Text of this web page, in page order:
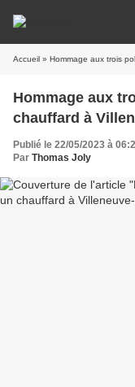
Accueil » Hommage aux trois
Hommage aux
chauffard à
Publié le 22/05/2023 à
Par Thomas Joly